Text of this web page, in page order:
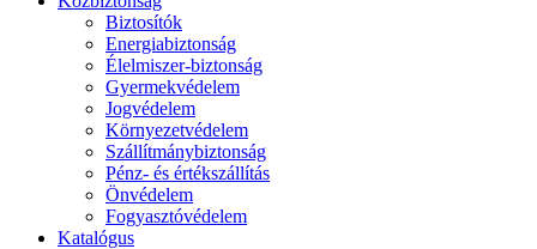
Biztosítók
Energiabiztonság
Élelmiszer-biztonság
Gyermekvédelem
Jogvédelem
Környezetvédelem
Szállítmánybiztonság
Pénz- és értékszállítás
Önvédelem
Fogyasztóvédelem
Katalógus